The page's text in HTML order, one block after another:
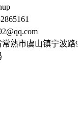
熟市虞山镇宁波路